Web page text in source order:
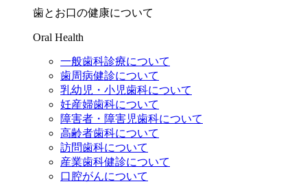
歯とお口の健康について
Oral Health
一般歯科診療について
歯周病健診について
乳幼児・小児歯科について
妊産婦歯科について
障害者・障害児歯科について
高齢者歯科について
訪問歯科について
産業歯科健診について
口腔がんについて